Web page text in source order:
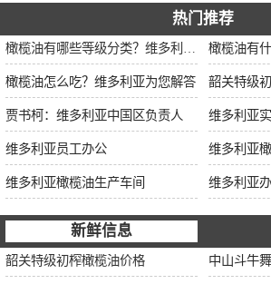
热门推荐
橄榄油怎么吃？维多利亚为您解答 韶关特级
贾书柯：维多利亚中国区负责人 维多利亚
维多利亚员工办公 维多利亚
维多利亚橄榄油生产车间 维多利亚
新鲜信息
韶关特级初榨橄榄油价格 中山斗牛